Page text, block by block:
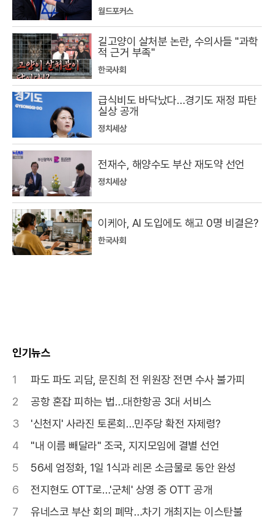
월드포커스
길고양이 살처분 논란, 수의사들 "과학
적 근거 부족"
한국사회
급식비도 바닥났다…경기도 재정 파탄
실상 공개
정치세상
전재수, 해양수도 부산 재도약 선언
정치세상
이케아, AI 도입에도 해고 0명 비결은?
한국사회
인기뉴스
1
파도 파도 괴담, 문진희 전 위원장 전면 수사 불가피
2
공항 혼잡 피하는 법…대한항공 3대 서비스
3
'신천지' 사라진 토론회…민주당 확전 자제령?
4
"내 이름 빼달라" 조국, 지지모임에 결별 선언
5
56세 엄정화, 1일 1식과 레몬 소금물로 동안 완성
6
전지현도 OTT로…'군체' 상영 중 OTT 공개
7
유네스코 부산 회의 폐막…차기 개최지는 이스탄불